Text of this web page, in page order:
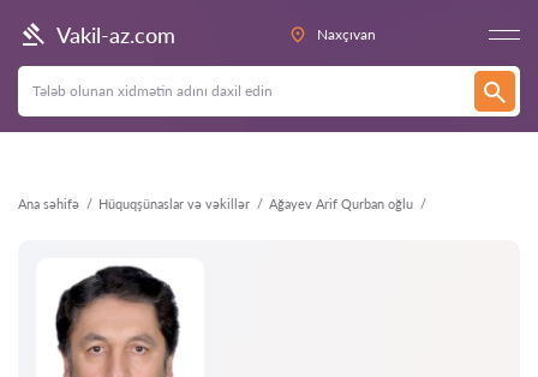
Vakil-az.com Naxçıvan
Ana səhifə Hüquqşünaslar və vəkillər Ağayev Arif Qurban oğlu
Geri